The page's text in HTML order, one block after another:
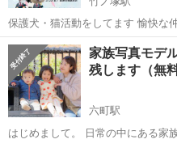
保護犬・猫活動をしてます 愉快な仲間達《
す😺 足立区行政とも連携しTNRに取り組み 日々 猫中心に走り回って
ます😆 保護猫の魅力と活動を皆さんに知って頂きたい！そして 保護っ
子達を紹介し ご縁...
東京 足立区 竹ノ塚駅
家族写真モデ
残します（無料
六町駅
はじめまして。 日常の中にある家